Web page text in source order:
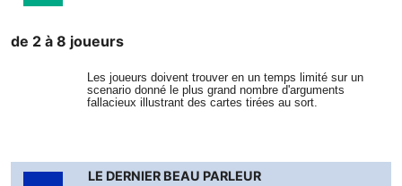
de 2 à 8 joueurs
Les joueurs doivent trouver en un temps limité sur un
scenario donné le plus grand nombre d'arguments
fallacieux illustrant des cartes tirées au sort.
LE DERNIER BEAU PARLEUR